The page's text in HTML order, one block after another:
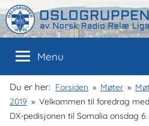
Skip
to
content
Oslogruppen
av
NRRL
Oslo
Menu
Du er her: Forsiden Møter
2019
Velkommen til foredrag
DX-pedisjonen til Somalia onsdag